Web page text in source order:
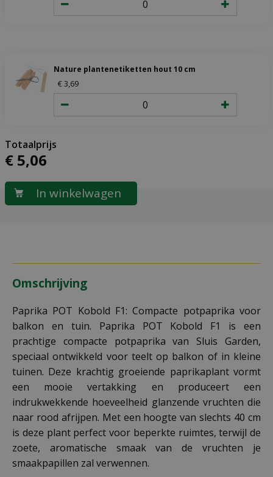
Nature plantenetiketten hout 10 cm
€3 69
€ 5,06
Omschrijving
Paprika POT Kobold F1: Compacte potpaprika voor
balkon en tuin. Paprika POT Kobold F1 is een
prachtige compacte potpaprika van Sluis Garden,
speciaal ontwikkeld voor teelt op balkon of in kleine
tuinen. Deze krachtig groeiende paprikaplant vormt
een mooie vertakking en produceert een
indrukwekkende hoeveelheid glanzende vruchten die
naar rood afrijpen. Met een hoogte van slechts 40 cm
is deze plant perfect voor beperkte ruimtes, terwijl de
zoete, aromatische smaak van de vruchten je
smaakpapillen zal verwennen.